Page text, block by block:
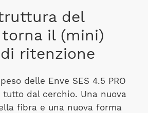
del
il (mini)
ritenzione
delle Enve SES 4.5 PRO
dal cerchio. Una nuova
fibra e una nuova forma